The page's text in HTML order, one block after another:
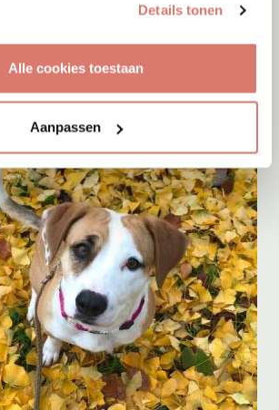
Details tonen
Alle cookies toestaan
Aanpassen